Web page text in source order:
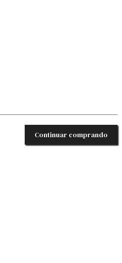
Continuar comprando